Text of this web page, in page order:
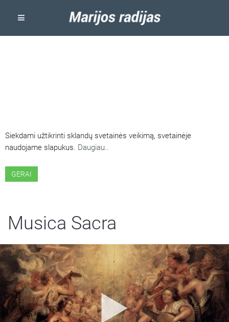
Siekdami užtikrinti sklandų svetainės veikimą, svetainėje
naudojame slapukus. Daugiau..
GERAI
Musica Sacra